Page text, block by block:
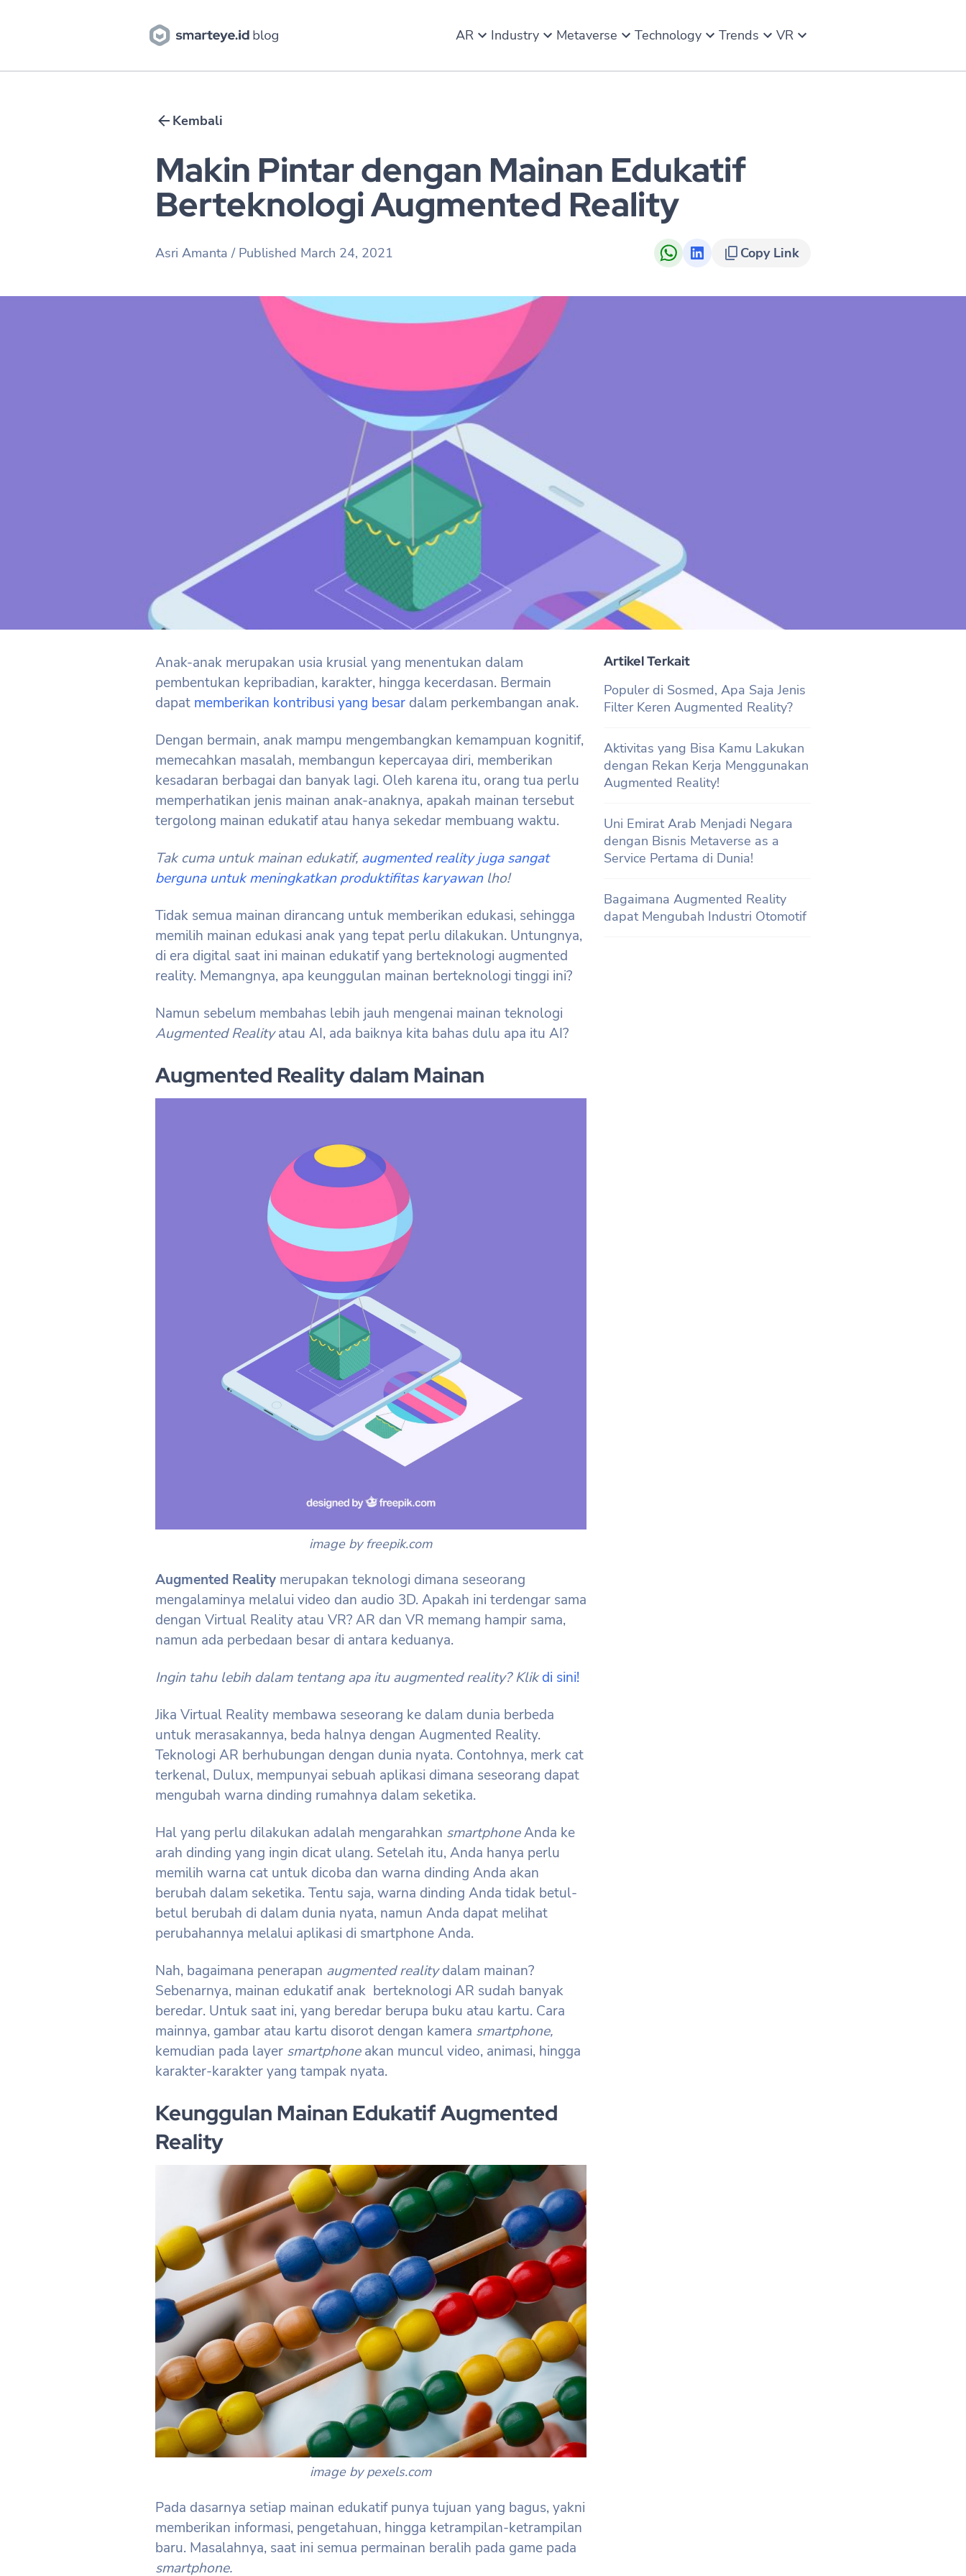
AR Industry Metaverse Technology Trends VR
Kembali
Makin Pintar dengan Mainan Edukatif
Berteknologi Augmented Reality
Asri Amanta / Published March 24, 2021 Copy Link
Anak-anak merupakan usia krusial yang menentukan dalam
pembentukan kepribadian, karakter, hingga kecerdasan. Bermain
dapat memberikan kontribusi yang besar dalam perkembangan anak.
Dengan bermain, anak mampu mengembangkan kemampuan kognitif,
memecahkan masalah, membangun kepercayaa diri, memberikan
kesadaran berbagai dan banyak lagi. Oleh karena itu, orang tua perlu
memperhatikan jenis mainan anak-anaknya, apakah mainan tersebut
tergolong mainan edukatif atau hanya sekedar membuang waktu.
Tak cuma untuk mainan edukatif, augmented reality juga sangat
berguna untuk meningkatkan produktifitas karyawanlho!
Tidak semua mainan dirancang untuk memberikan edukasi, sehingga
memilih mainan edukasi anak yang tepat perlu dilakukan. Untungnya,
di era digital saat ini mainan edukatif yang berteknologi augmented
reality. Memangnya, apa keunggulan mainan berteknologi tinggi ini?
Namun sebelum membahas lebih jauh mengenai mainan teknologi
Augmented Realityatau AI, ada baiknya kita bahas dulu apa itu AI?
Augmented Reality dalam Mainan
image by freepik.com
Augmented Reality merupakan teknologi dimana seseorang
mengalaminya melalui video dan audio 3D. Apakah ini terdengar sama
dengan Virtual Reality atau VR? AR dan VR memang hampir sama,
namun ada perbedaan besar di antara keduanya.
Ingin tahu lebih dalam tentang apa itu augmented reality? Klik di sini!
Jika Virtual Reality membawa seseorang ke dalam dunia berbeda
untuk merasakannya, beda halnya dengan Augmented Reality.
Teknologi AR berhubungan dengan dunia nyata. Contohnya, merk cat
terkenal, Dulux, mempunyai sebuah aplikasi dimana seseorang dapat
mengubah warna dinding rumahnya dalam seketika.
Hal yang perlu dilakukan adalah mengarahkan smartphoneAnda ke
arah dinding yang ingin dicat ulang. Setelah itu, Anda hanya perlu
memilih warna cat untuk dicoba dan warna dinding Anda akan
berubah dalam seketika. Tentu saja, warna dinding Anda tidak betul-
betul berubah di dalam dunia nyata, namun Anda dapat melihat
perubahannya melalui aplikasi di smartphone Anda.
Nah, bagaimana penerapan augmented realitydalam mainan?
Sebenarnya, mainan edukatif anak berteknologi AR sudah banyak
beredar. Untuk saat ini, yang beredar berupa buku atau kartu. Cara
mainnya, gambar atau kartu disorot dengan kamera smartphone,
kemudian pada layer smartphoneakan muncul video, animasi, hingga
karakter-karakter yang tampak nyata.
Keunggulan Mainan Edukatif Augmented
Reality
image by pexels.com
Pada dasarnya setiap mainan edukatif punya tujuan yang bagus, yakni
memberikan informasi, pengetahuan, hingga ketrampilan-ketrampilan
baru. Masalahnya, saat ini semua permainan beralih pada game pada
smartphone.
Artikel Terkait
Populer di Sosmed, Apa Saja Jenis
Filter Keren Augmented Reality?
Aktivitas yang Bisa Kamu Lakukan
dengan Rekan Kerja Menggunakan
Augmented Reality!
Uni Emirat Arab Menjadi Negara
dengan Bisnis Metaverse as a
Service Pertama di Dunia!
Bagaimana Augmented Reality
dapat Mengubah Industri Otomotif